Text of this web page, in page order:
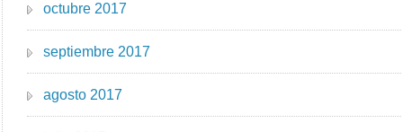
octubre 2017
septiembre 2017
agosto 2017